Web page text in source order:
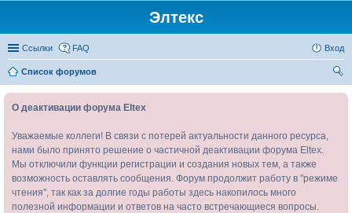
Элтекс
Ссылки FAQ Вход
Список форумов
О деактивации форума Eltex
Уважаемые коллеги! В связи с потерей актуальности данного ресурса,
нами было принято решение о частичной деактивации форума Eltex.
Мы отключили функции регистрации и создания новых тем, а также
возможность оставлять сообщения. Форум продолжит работу в "режиме
чтения", так как за долгие годы работы здесь накопилось много
полезной информации и ответов на часто встречающиеся вопросы.